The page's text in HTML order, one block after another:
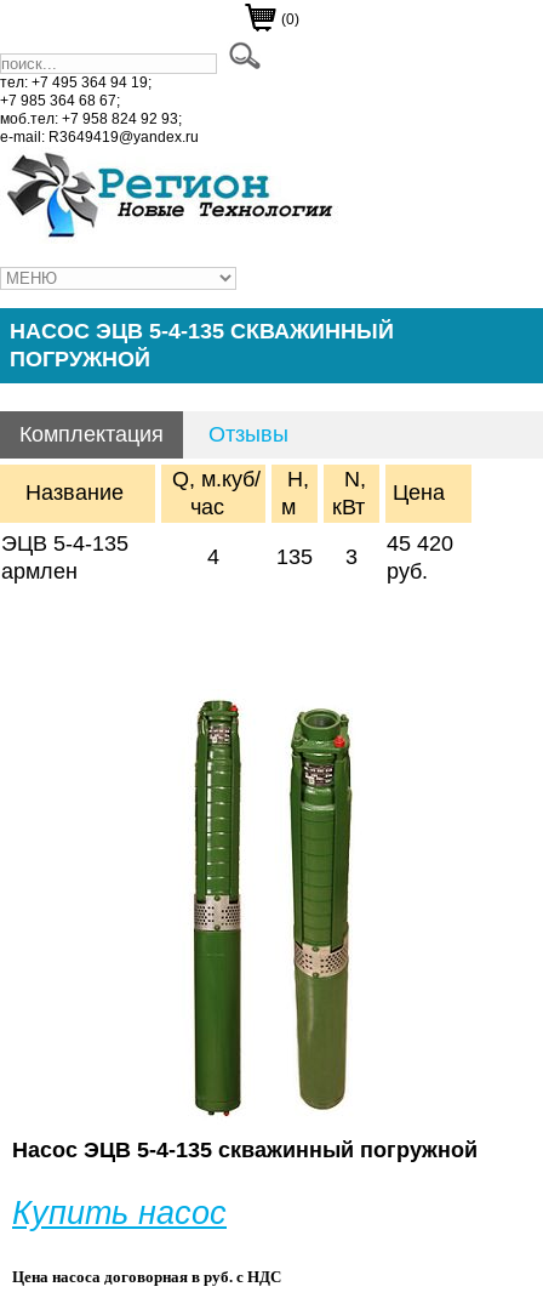
(0)
тел: +7 495 364 94 19;
+7 985 364 68 67;
моб.тел: +7 958 824 92 93;
e-mail: R3649419@yandex.ru
НАСОС ЭЦВ 5-4-135 СКВАЖИННЫЙ
ПОГРУЖНОЙ
Комплектация Отзывы
Название
Q, м.куб/
час
H,
м
N,
кВт
Цена
ЭЦВ 5-4-135
армлен
4 135 3
45 420
руб.
Насос ЭЦВ 5-4-135 скважинный погружной
Купить насос
Цена насоса договорная в руб. с НДС